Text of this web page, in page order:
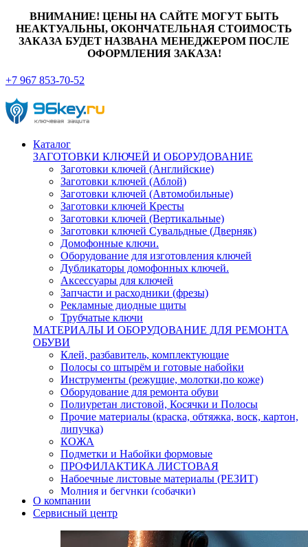
ВНИМАНИЕ! ЦЕНЫ НА САЙТЕ МОГУТ БЫТЬ
НЕАКТУАЛЬНЫ, ОКОНЧАТЕЛЬНАЯ СТОИМОСТЬ
ЗАКАЗА БУДЕТ НАЗВАНА МЕНЕДЖЕРОМ ПОСЛЕ
ОФОРМЛЕНИЯ ЗАКАЗА!
+7 967 853-70-52
Каталог
ЗАГОТОВКИ КЛЮЧЕЙ И ОБОРУДОВАНИЕ
Заготовки ключей (Английские)
Заготовки ключей (Аблой)
Заготовки ключей (Автомобильные)
Заготовки ключей Кресты
Заготовки ключей (Вертикальные)
Заготовки ключей Сувальдные (Дверняк)
Домофонные ключи.
Оборудование для изготовления ключей
Дубликаторы домофонных ключей.
Аксессуары для ключей
Запчасти и расходники (фрезы)
Рекламные диодные щиты
Трубчатые ключи
МАТЕРИАЛЫ И ОБОРУДОВАНИЕ ДЛЯ РЕМОНТА
ОБУВИ
Клей, разбавитель, комплектующие
Полосы со штырём и готовые набойки
Инструменты (режущие, молотки,по коже)
Оборудование для ремонта обуви
Полиуретан листовой, Косячки и Полосы
Прочие материалы (краска, обтяжка, воск, картон,
липучка)
КОЖА
Подметки и Набойки формовые
ПРОФИЛАКТИКА ЛИСТОВАЯ
Набоечные листовые материалы (РЕЗИТ)
Молния и бегунки (собачки)
Нитки,иглы-шило,крючки.
Уход и косметика для обуви
Кнопки (магнитые,кобурные)
Пряжки для ремня
О компании
Сервисный центр